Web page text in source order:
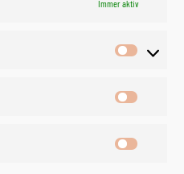
Immer aktiv
Vorlieben